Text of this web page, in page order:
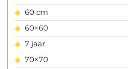
60 cm
60×60
7 jaar
70×70